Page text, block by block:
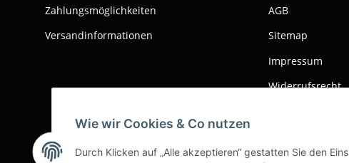
Zahlungsmöglichkeiten
Versandinformationen
AGB
Sitemap
Impressum
Widerrufsrecht
Wie wir Cookies & Co nutzen
Durch Klicken auf „Alle akzeptieren“ gestatten Sie den